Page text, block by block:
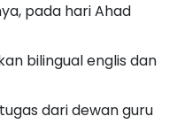
pada hari Ahad
bilingual englis dan
dari dewan guru